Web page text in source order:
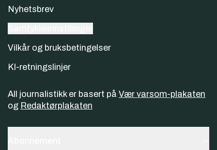
Nyhetsbrev
Vilkår og bruksbetingelser
KI-retningslinjer
All journalistikk er basert på Vær varsom-plakaten
og Redaktørplakaten